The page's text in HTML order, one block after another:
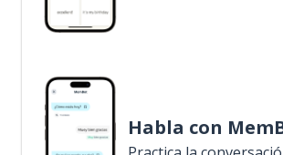
Habla con